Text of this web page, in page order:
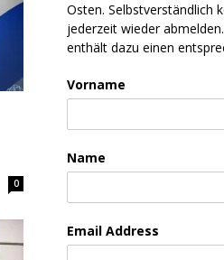
0
Osten. Selbstverständlich
jederzeit wieder
enthält dazu einen
Vorname
Name
Email Address